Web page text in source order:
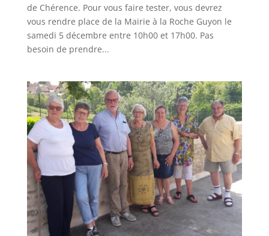
de Chérence. Pour vous faire tester, vous devrez
vous rendre place de la Mairie à la Roche Guyon le
samedi 5 décembre entre 10h00 et 17h00. Pas
besoin de prendre...